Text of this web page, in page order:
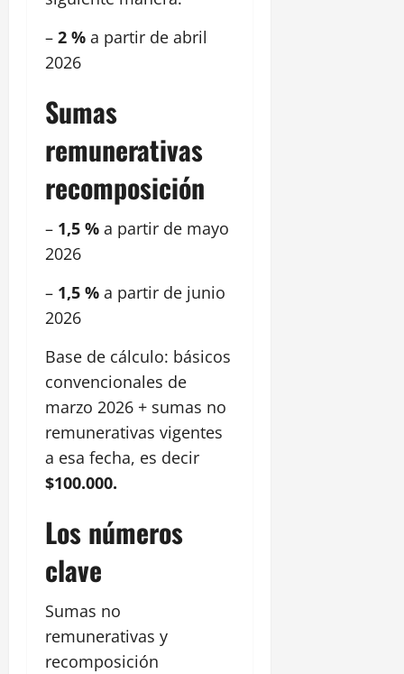
– 2 % a partir de abril
2026
Sumas
remunerativas
recomposición
– 1,5 % a partir de mayo
2026
– 1,5 % a partir de junio
2026
Base de cálculo: básicos
convencionales de
marzo 2026 + sumas no
remunerativas vigentes
a esa fecha, es decir
$100.000.
Los números
clave
Sumas no
remunerativas y
recomposición